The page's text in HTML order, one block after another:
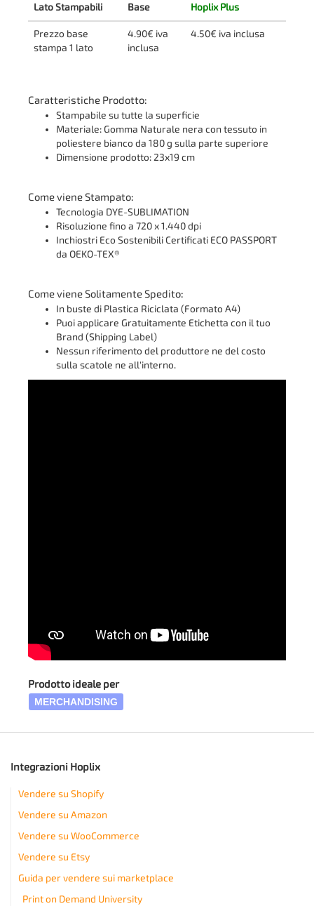
Lato Stampabili
Base
Hoplix Plus
Prezzo base
stampa 1 lato
4.90€ iva
inclusa
4.50€ iva inclusa
Caratteristiche Prodotto:
Stampabile su tutte la superficie
Materiale: Gomma Naturale nera con tessuto in
poliestere bianco da 180 g sulla parte superiore
Dimensione prodotto: 23x19 cm
Come viene Stampato:
Tecnologia DYE-SUBLIMATION
Risoluzione fino a 720 x 1.440 dpi
Inchiostri Eco Sostenibili Certificati ECO PASSPORT
da OEKO-TEX®
Come viene Solitamente Spedito:
In buste di Plastica Riciclata (Formato A4)
Puoi applicare Gratuitamente Etichetta con il tuo
Brand (Shipping Label)
Nessun riferimento del produttore ne del costo
sulla scatole ne all'interno.
Prodotto ideale per
MERCHANDISING
Integrazioni Hoplix
Vendere su Shopify
Vendere su Amazon
Vendere su WooCommerce
Vendere su Etsy
Guida per vendere sui marketplace
Print on Demand University